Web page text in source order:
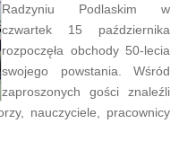
Radzyniu Podlaskim w
czwartek 15 października
rozpoczęła obchody 50-lecia
swojego powstania. Wśród
zaproszonych gości znaleźli
nauczyciele, pracownicy